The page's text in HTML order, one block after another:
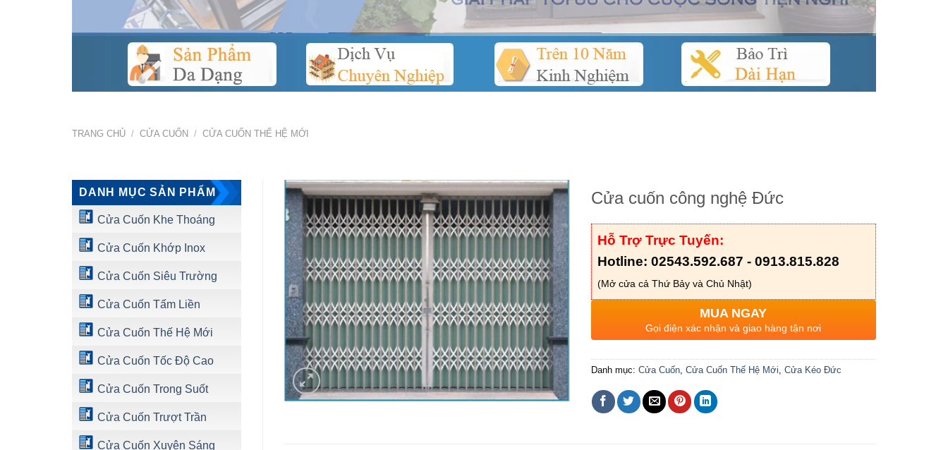
TRANG CHỦ / CỬA CUỐN / CỬA CUỐN THẾ HỆ MỚI
DANH MỤC SẢN PHẨM
Cửa Cuốn Khe Thoáng
Cửa Cuốn Khớp Inox
Cửa Cuốn Siêu Trường
Cửa Cuốn Tấm Liền
Cửa Cuốn Thế Hệ Mới
Cửa Cuốn Tốc Độ Cao
Cửa Cuốn Trong Suốt
Cửa Cuốn Trượt Trần
Cửa Cuốn Xuyên Sáng
Cửa cuốn công nghệ Đức
Hỗ Trợ Trực Tuyến:
Hotline: 02543.592.687 - 0913.815.828
(Mở cửa cả Thứ Bảy và Chủ Nhật)
MUA NGAY
Gọi điện xác nhận và giao hàng tận nơi
Danh mục: Cửa Cuốn, Cửa Cuốn Thế Hệ Mới Cửa Kéo Đức